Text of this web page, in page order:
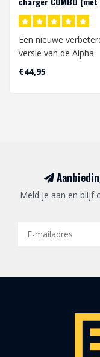
voeding)
Een nieuwe
versie van de Alpha-
oplader van het
Redox-bedrij..
€44,95
Meld je aan en blijf